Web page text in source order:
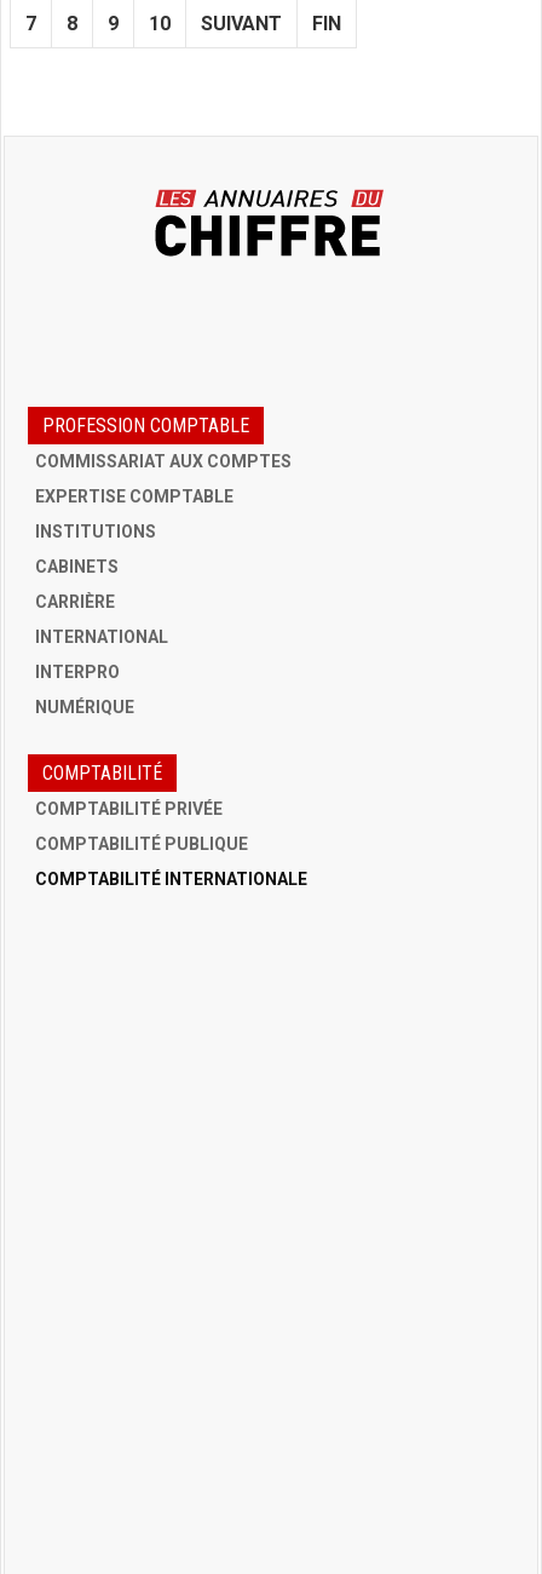
7 8 9 10 SUIVANT FIN
PROFESSION COMPTABLE
COMMISSARIAT AUX COMPTES
EXPERTISE COMPTABLE
INSTITUTIONS
CABINETS
CARRIÈRE
INTERNATIONAL
INTERPRO
NUMÉRIQUE
COMPTABILITÉ
COMPTABILITÉ PRIVÉE
COMPTABILITÉ PUBLIQUE
COMPTABILITÉ INTERNATIONALE